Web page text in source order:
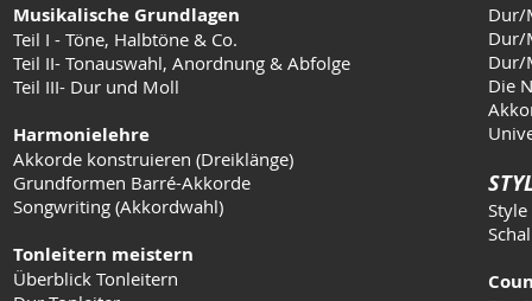
Musikalische Grundlagen
Teil I - Töne, Halbtöne & Co.
Teil II- Tonauswahl, Anordnung & Abfolge
Teil III- Dur und Moll
Harmonielehre
Akkorde konstruieren (Dreiklänge)
Grundformen Barré-Akkorde
Songwriting (Akkordwahl)
Tonleitern meistern
Überblick Tonleitern
Dur/
Dur/
Dur/
Die